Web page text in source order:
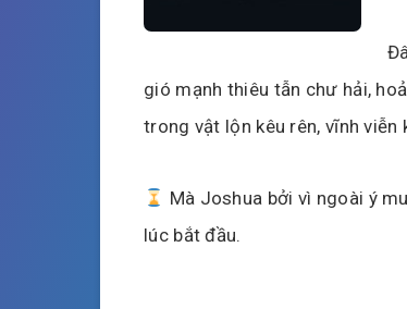
gió mạnh thiêu tẫn chư hải,
trong vật lộn kêu rên, vĩnh viễn
Mà Joshua bởi vì ngoài ý
lúc bắt đầu.